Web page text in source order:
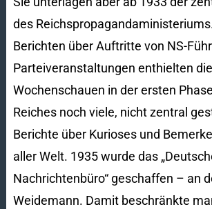
des
Berichten über Auftritte von NS-
Parteiveranstaltungen enthielten die
Wochenschauen in der ersten
Reiches noch viele, nicht zentral
Berichte über Kurioses und
aller Welt. 1935 wurde das
Nachrichtenbüro“ geschaffen – an
Weidemann. Damit beschränkte